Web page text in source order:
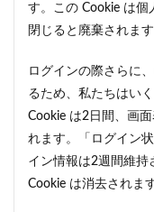
す。この Cookie は個
閉じると廃棄されます
ログインの際さらに
るため、私たちはい
Cookie は2日間、画
れます。「ログイン
イン情報は2週間維持
Cookie は消去されます